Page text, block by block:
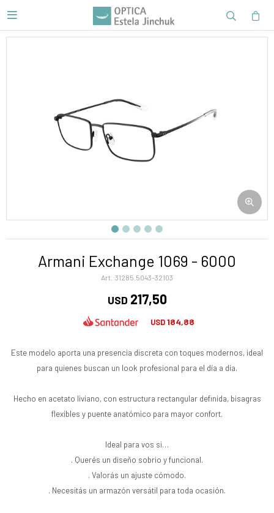

Armani Exchange 1069 - 6000
31285.5043-32103
USD 217,50
USD 184,88
Este modelo aporta una presencia discreta con toques modernos, ideal
para quienes buscan un look profesional para el día a día.
Hecho en acetato liviano, con estructura rectangular definida, bisagras
flexibles y puente anatómico para mayor confort.
Ideal para vos si…
. Querés un diseño sobrio y funcional.
. Valorás un ajuste cómodo.
. Necesitás un armazón versátil para toda ocasión.